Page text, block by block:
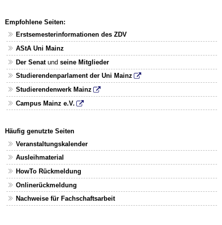
Empfohlene Seiten:
Erstsemesterinformationen des ZDV
AStA Uni Mainz
Der Senatund seine Mitglieder
Studierendenparlament der Uni Mainz
Studierendenwerk Mainz
Campus Mainz e.V.
Häufig genutzte Seiten
Veranstaltungskalender
Ausleihmaterial
HowTo Rückmeldung
Onlinerückmeldung
Nachweise für Fachschaftsarbeit